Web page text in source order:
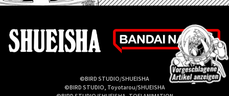
©BIRD STUDIO/SHUEISHA
©BIRD STUDIO, Toyotarou/SHUEISHA